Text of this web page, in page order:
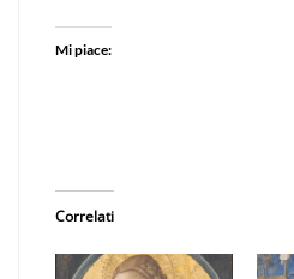
Mi piace:
Correlati